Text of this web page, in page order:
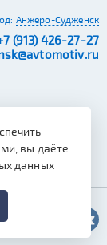
Анжеро-Судженск
(913) 426-27-27
вы даёте
данных